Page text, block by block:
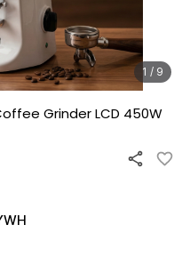
1 / 9
Grinder LCD 450W